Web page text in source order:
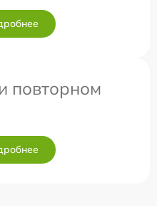
повторном